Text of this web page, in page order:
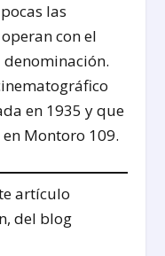
las
con el
denominación.
en 1935 y que
Montoro 109.
artículo
del blog